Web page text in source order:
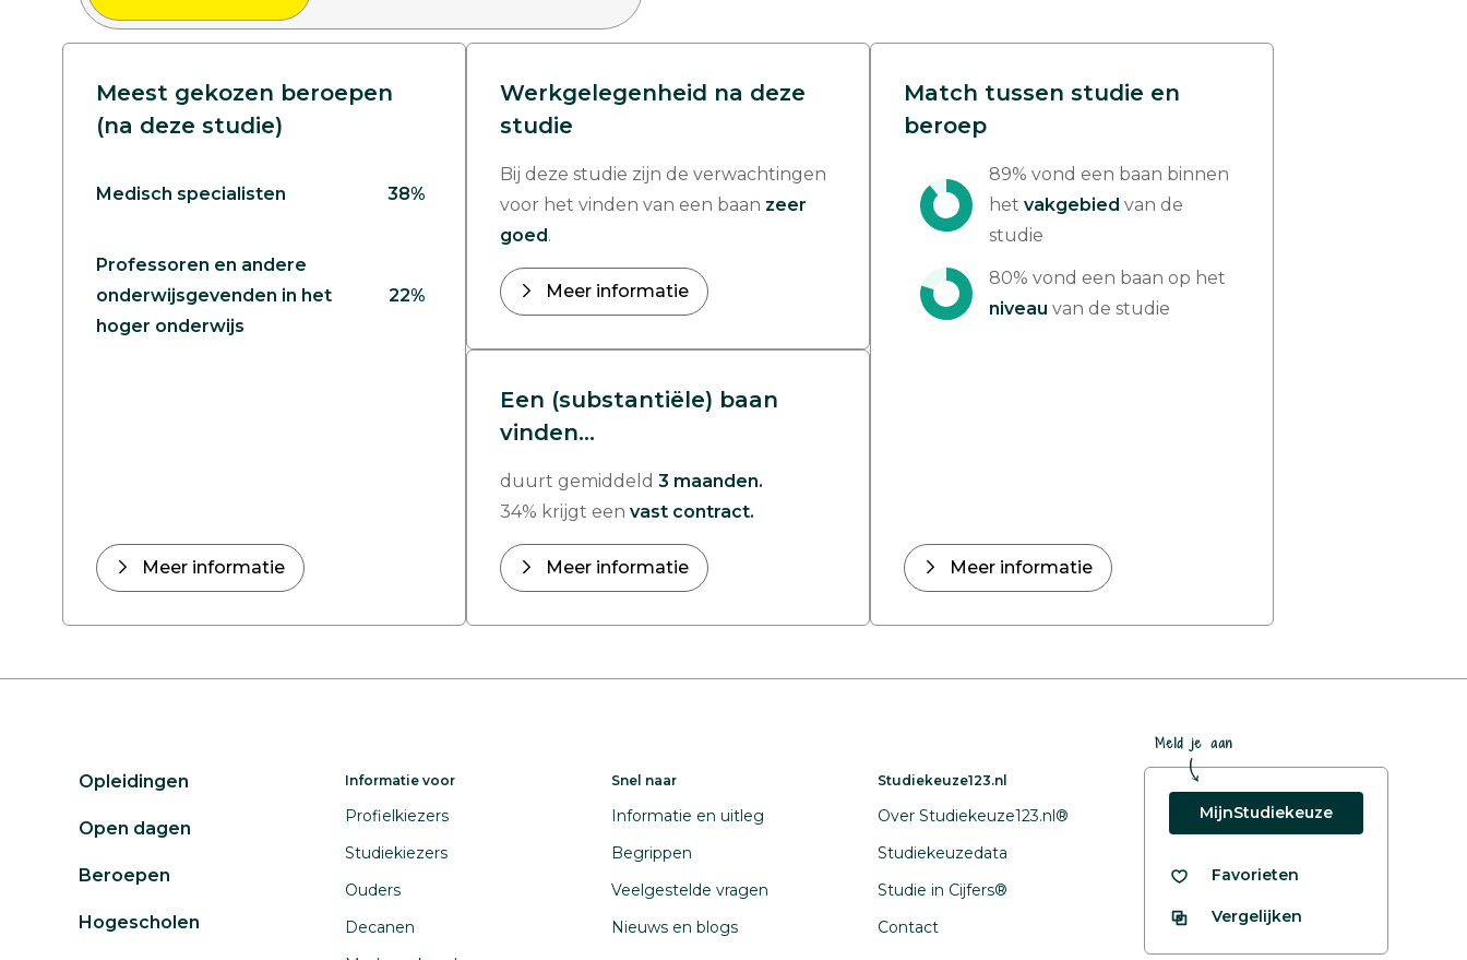
Meest gekozen beroepen
(na deze studie)
Medisch specialisten 38%
Professoren en andere
onderwijsgevenden in het
hoger onderwijs
22%
Meer informatie
Werkgelegenheid na deze
studie
Bij deze studie zijn de verwachtingen
voor het vinden van een baan zeer
goed.
Meer informatie
Een (substantiële) baan
vinden...
duurt gemiddeld 3 maanden.
34% krijgt een vast contract.
Meer informatie
Match tussen studie en
beroep
89% vond een baan binnen
het vakgebied van de
studie
80% vond een baan op het
niveau van de studie
Meer informatie
Opleidingen
Open dagen
Beroepen
Hogescholen
Informatie voor
Profielkiezers
Studiekiezers
Ouders
Decanen
Snel naar
Informatie en uitleg
Begrippen
Veelgestelde vragen
Nieuws en blogs
Studiekeuze123.nl
Over Studiekeuze123.nl®
Studiekeuzedata
Studie in Cijfers®
Contact
Meld je aan
MijnStudiekeuze
Favorieten
Vergelijken